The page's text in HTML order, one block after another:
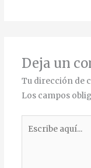
Deja un
Tu dirección de
Los campos